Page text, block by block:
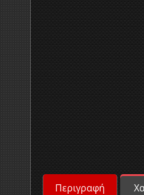
Περιγραφή